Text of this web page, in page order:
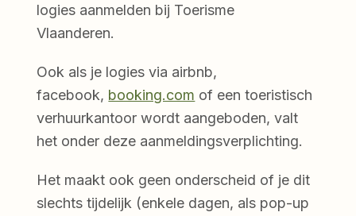
logies aanmelden bij Toerisme
Vlaanderen.
Ook als je logies via airbnb,
facebook, booking.com of een toeristisch
verhuurkantoor wordt aangeboden, valt
het onder deze aanmeldingsverplichting.
Het maakt ook geen onderscheid of je dit
slechts tijdelijk (enkele dagen, als pop-up